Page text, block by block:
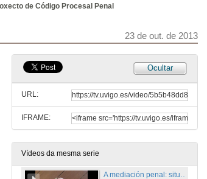
de Código Procesal Penal
23 de out. de 2013
Ocultar
URL:
IFRAME:
Vídeos da mesma serie
23 de out. de 2013
A mediación familiar en relación coa Administración
As bases argumentativas da mediación: desacordos e metáforas
23 de out. de 2013